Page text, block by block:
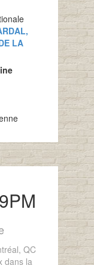
LA
QC
dans la